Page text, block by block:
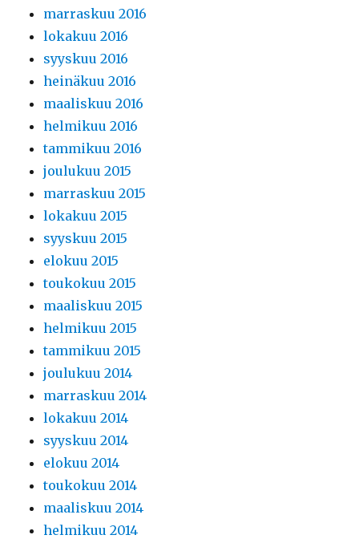
marraskuu 2016
lokakuu 2016
syyskuu 2016
heinäkuu 2016
maaliskuu 2016
helmikuu 2016
tammikuu 2016
joulukuu 2015
marraskuu 2015
lokakuu 2015
syyskuu 2015
elokuu 2015
toukokuu 2015
maaliskuu 2015
helmikuu 2015
tammikuu 2015
joulukuu 2014
marraskuu 2014
lokakuu 2014
syyskuu 2014
elokuu 2014
toukokuu 2014
maaliskuu 2014
helmikuu 2014